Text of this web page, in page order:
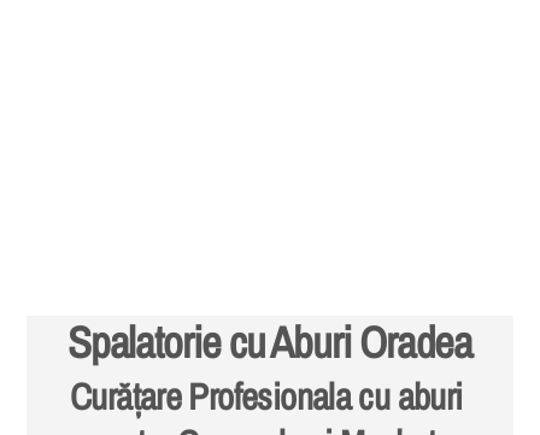
Spalatorie cu Aburi Oradea
Curățare Profesionala cu aburi